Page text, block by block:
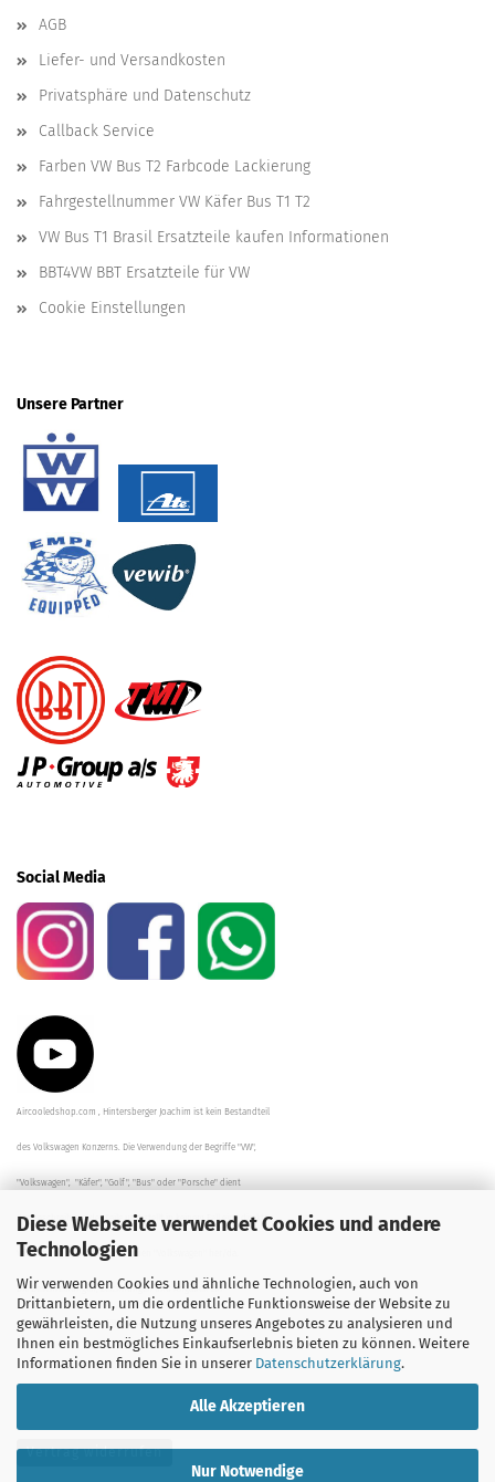
Diese Webseite verwendet Cookies und andere
Technologien
Wir verwenden Cookies und ähnliche Technologien, auch von
Drittanbietern, um die ordentliche Funktionsweise der Website zu
gewährleisten, die Nutzung unseres Angebotes zu analysieren und
Ihnen ein bestmögliches Einkaufserlebnis bieten zu können. Weitere
Informationen finden Sie in unserer Datenschutzerklärung.
Alle Akzeptieren
Nur Notwendige
AGB
Liefer- und Versandkosten
Privatsphäre und Datenschutz
Callback Service
Farben VW Bus T2 Farbcode Lackierung
Fahrgestellnummer VW Käfer Bus T1 T2
VW Bus T1 Brasil Ersatzteile kaufen Informationen
BBT4VW BBT Ersatzteile für VW
Cookie Einstellungen
Unsere Partner
Social Media
Aircooledshop.com , Hintersberger Joachim ist kein Bestandteil
des Volkswagen Konzerns. Die Verwendung der Begriffe "VW",
"Volkswagen", "Käfer", "Golf", "Bus" oder "Porsche" dient
der Beschreibung der Teile und stellt in keinem Fall eine direkte
Verbindung zu dem Unternehmen "Volkswagen" her/da.
Die Beschreibungen, Zeichnungen und Angaben zur
Verwendung sind sorgfältig überprüft worden.
Vertrag widerrufen